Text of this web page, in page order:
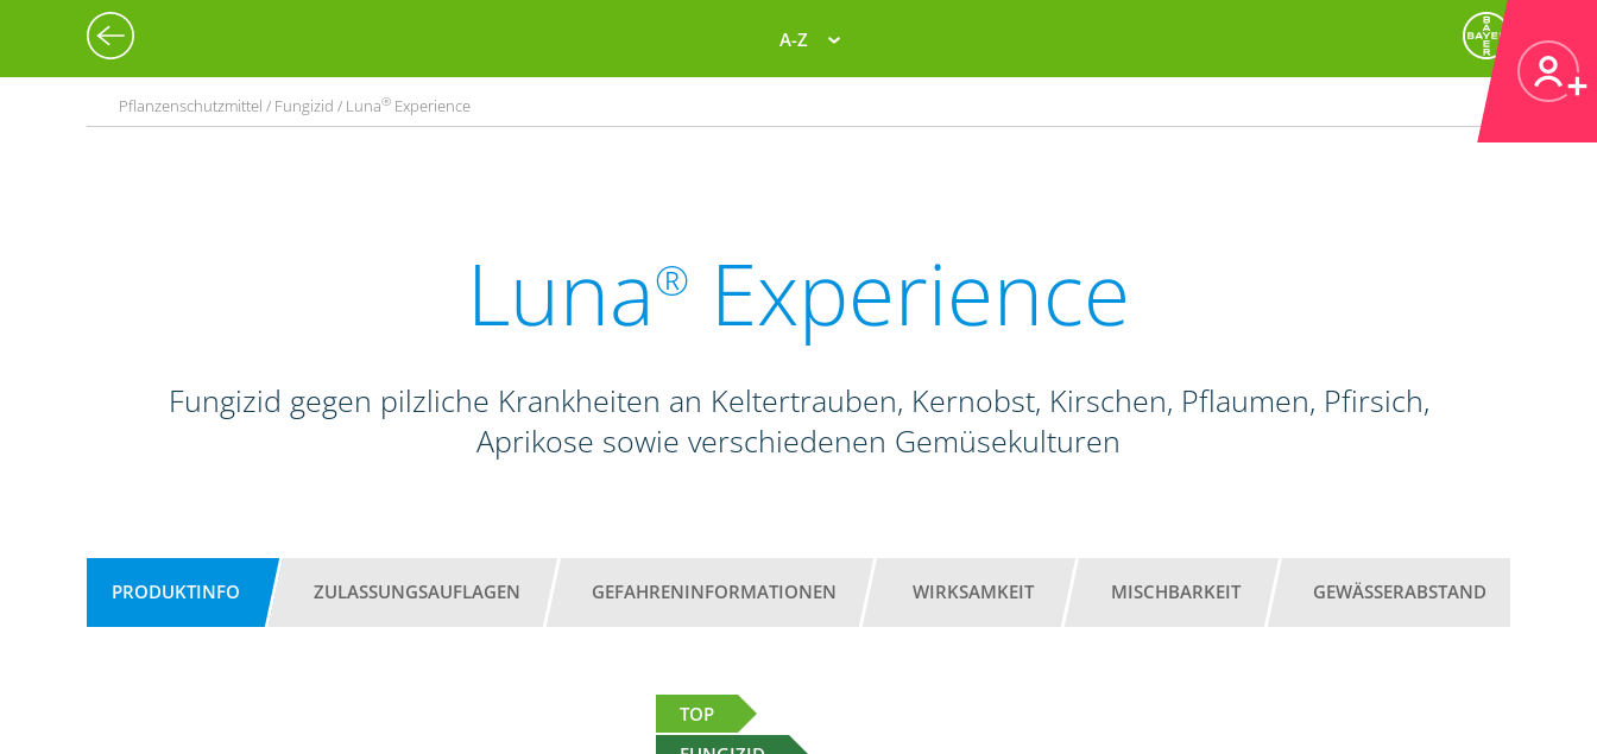
A-Z
Pflanzenschutzmittel / Fungizid / Luna® Experience
Luna® Experience
Fungizid gegen pilzliche Krankheiten an Keltertrauben, Kernobst, Kirschen, Pflaumen, Pfirsich,
Aprikose sowie verschiedenen Gemüsekulturen
PRODUKTINFO ZULASSUNGSAUFLAGEN GEFAHRENINFORMATIONEN WIRKSAMKEIT MISCHBARKEIT GEWÄSSERABSTAND
TOP